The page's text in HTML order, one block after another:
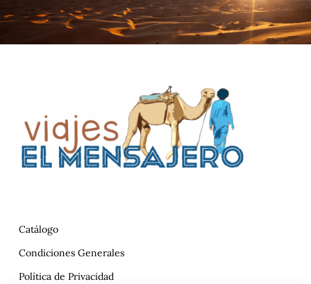
Catálogo
Condiciones Generales
Política de Privacidad